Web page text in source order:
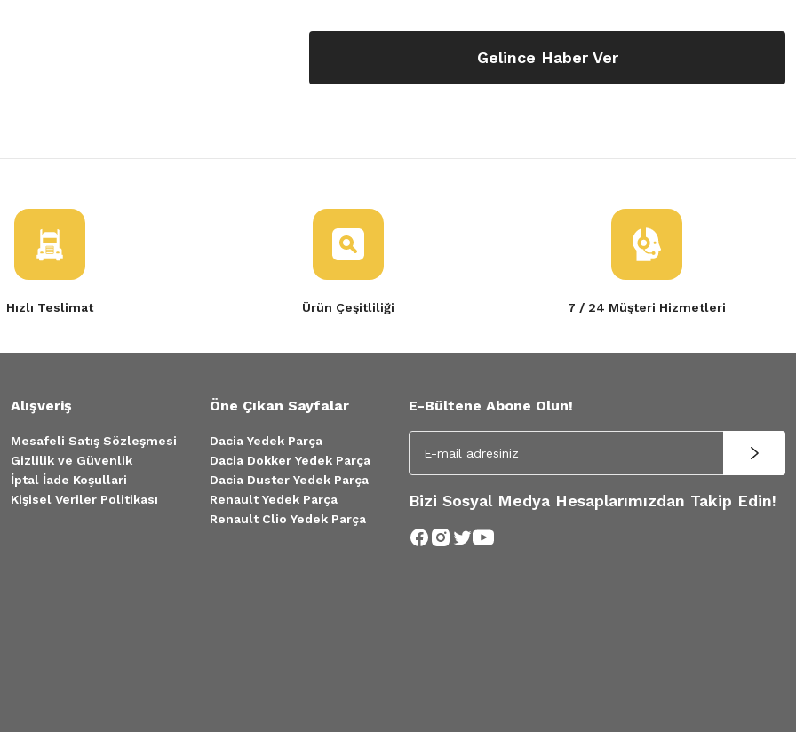
Gelince Haber Ver
Hızlı Teslimat Ürün Çeşitliliği 7 / 24 Müşteri Hizmetleri
Alışveriş
Mesafeli Satış Sözleşmesi
Gizlilik ve Güvenlik
İptal İade Koşullari
Kişisel Veriler Politikası
Öne Çıkan Sayfalar
Dacia Yedek Parça
Dacia Dokker Yedek Parça
Dacia Duster Yedek Parça
Renault Yedek Parça
Renault Clio Yedek Parça
E-Bültene Abone Olun!
Bizi Sosyal Medya Hesaplarımızdan Takip Edin!